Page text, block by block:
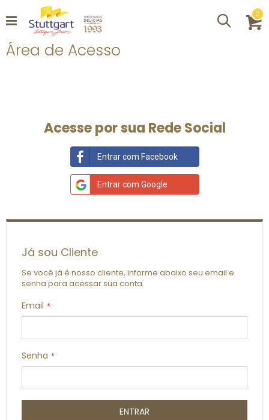
Procurar
0
Área de Acesso
Acesse por sua Rede Social
Entrar com Facebook
Entrar com Google
Já sou Cliente
Se você já é nosso cliente, informe abaixo seu email e
senha para acessar sua conta.
Email
Senha
ENTRAR